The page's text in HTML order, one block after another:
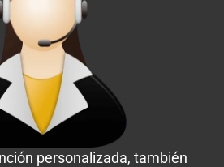
personalizada, también